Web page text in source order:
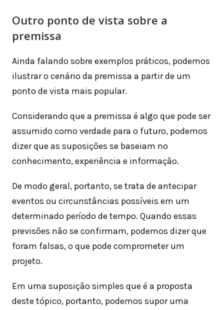
Outro ponto de vista sobre a
premissa
Ainda falando sobre exemplos práticos, podemos
ilustrar o cenário da premissa a partir de um
ponto de vista mais popular.
Considerando que a premissa é algo que pode ser
assumido como verdade para o futuro, podemos
dizer que as suposições se baseiam no
conhecimento, experiência e informação.
De modo geral, portanto, se trata de antecipar
eventos ou circunstâncias possíveis em um
determinado período de tempo. Quando essas
previsões não se confirmam, podemos dizer que
foram falsas, o que pode comprometer um
projeto.
Em uma suposição simples que é a proposta
deste tópico, portanto, podemos supor uma